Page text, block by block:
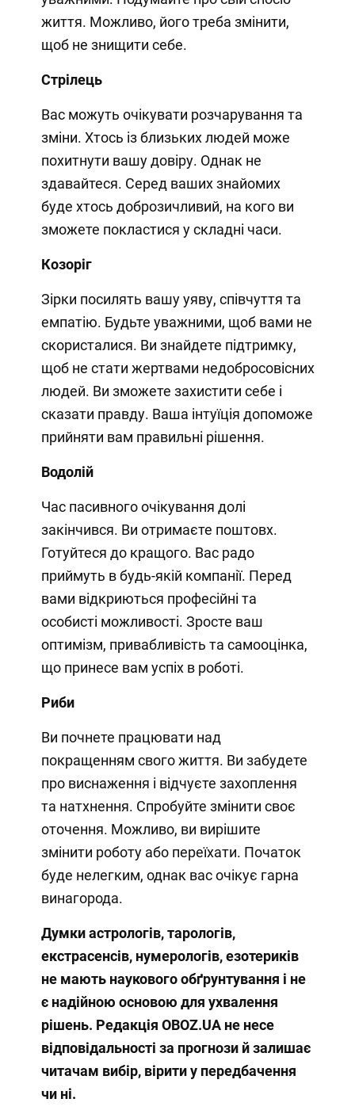
життя. Можливо, його треба змінити,
щоб не знищити себе.
Стрілець
Вас можуть очікувати розчарування та
зміни. Хтось із близьких людей може
похитнути вашу довіру. Однак не
здавайтеся. Серед ваших знайомих
буде хтось доброзичливий, на кого ви
зможете покластися у складні часи.
Козоріг
Зірки посилять вашу уяву, співчуття та
емпатію. Будьте уважними, щоб вами не
скористалися. Ви знайдете підтримку,
щоб не стати жертвами недобросовісних
людей. Ви зможете захистити себе і
сказати правду. Ваша інтуїція допоможе
прийняти вам правильні рішення.
Водолій
Час пасивного очікування долі
закінчився. Ви отримаєте поштовх.
Готуйтеся до кращого. Вас радо
приймуть в будь-якій компанії. Перед
вами відкриються професійні та
особисті можливості. Зросте ваш
оптимізм, привабливість та самооцінка,
що принесе вам успіх в роботі.
Риби
Ви почнете працювати над
покращенням свого життя. Ви забудете
про виснаження і відчуєте захоплення
та натхнення. Спробуйте змінити своє
оточення. Можливо, ви вирішите
змінити роботу або переїхати. Початок
буде нелегким, однак вас очікує гарна
винагорода.
Думки астрологів, тарологів,
екстрасенсів, нумерологів, езотериків
не мають наукового обґрунтування і не
є надійною основою для ухвалення
рішень. Редакція OBOZ.UA не несе
відповідальності за прогнози й залишає
читачам вибір, вірити у передбачення
чи ні.